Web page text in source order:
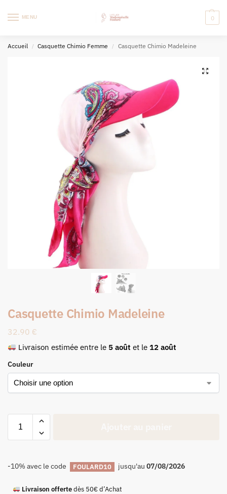
MENU 0
Accueil / Casquette Chimio Femme / Casquette Chimio Madeleine
Casquette Chimio Madeleine
32.90 €
Livraison estimée entre le 5 août et le12 août
Couleur
-10% avec le code FOULARD10 jusqu'au 07/08/2026
Livraison offertedès 50€ d’Achat